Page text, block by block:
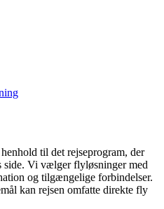
til det rejseprogram, der
side. Vi vælger flyløsninger med
og tilgængelige forbindelser.
kan rejsen omfatte direkte fly